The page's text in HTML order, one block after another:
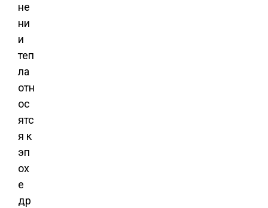
не
ни
и
теп
ла
отн
ос
ятс
я к
эп
ох
е
др